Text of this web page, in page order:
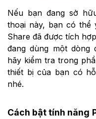
Nếu bạn đang sở
thoại này, bạn có thể
Share đã được tích
đang dùng một dòng
hãy kiểm tra trong
thiết bị của bạn có
nhé.
Cách bật tính năng